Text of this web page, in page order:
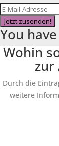
Jetzt zusenden!
You
Wohin
zur
Durch die
weitere